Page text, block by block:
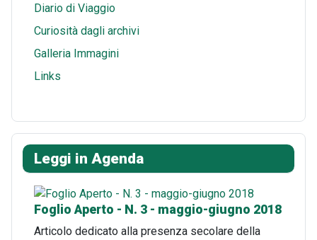
Diario di Viaggio
Curiosità dagli archivi
Galleria Immagini
Links
Leggi in Agenda
Foglio Aperto - N. 3 - maggio-giugno 2018
Articolo dedicato alla presenza secolare della